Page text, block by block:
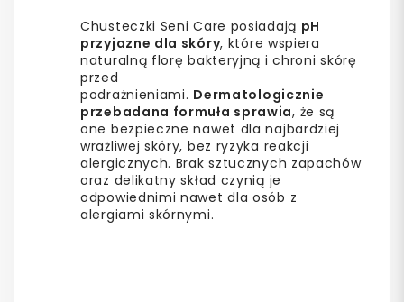
Chusteczki Seni Care posiadają pH
przyjazne dla skóry, które wspiera
naturalną florę bakteryjną i chroni skórę
przed
podrażnieniami. Dermatologicznie
przebadana formuła sprawia, że są
one bezpieczne nawet dla najbardziej
wrażliwej skóry, bez ryzyka reakcji
alergicznych. Brak sztucznych zapachów
oraz delikatny skład czynią je
odpowiednimi nawet dla osób z
alergiami skórnymi.